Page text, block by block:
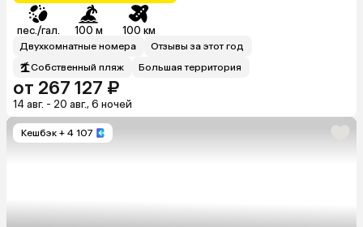
пес./гал. 100 м 100 км
Двухкомнатные номера
Отзывы за этот год
Собственный пляж
Большая территория
от 267 127 ₽
14 авг. - 20 авг., 6 ночей
Кешбэк + 4 107